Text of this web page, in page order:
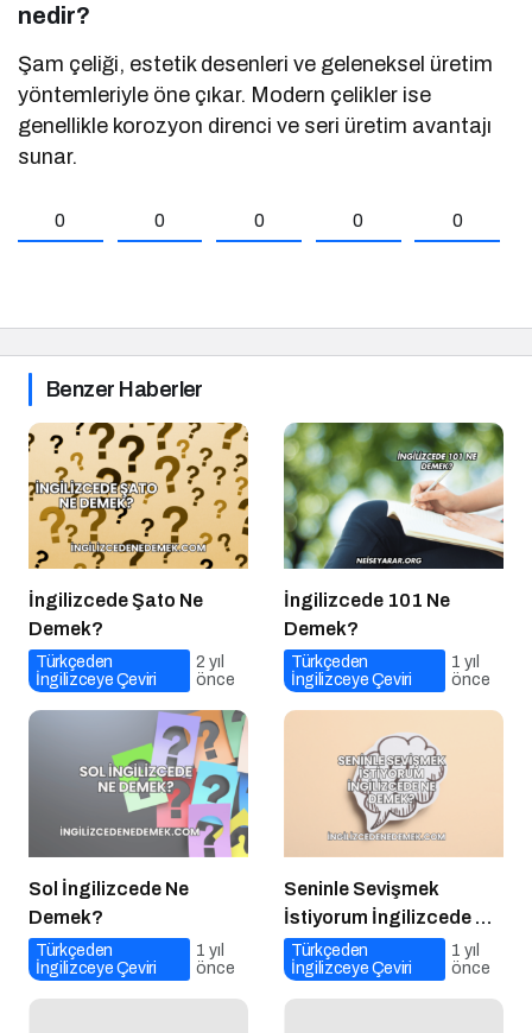
nedir?
Şam çeliği, estetik desenleri ve geleneksel üretim
yöntemleriyle öne çıkar. Modern çelikler ise
genellikle korozyon direnci ve seri üretim avantajı
sunar.
0 0 0 0 0
Benzer Haberler
İngilizcede Şato Ne
Demek?
Türkçeden
İngilizceye Çeviri
2 yıl
önce
İngilizcede 101 Ne
Demek?
Türkçeden
İngilizceye Çeviri
1 yıl
önce
Sol İngilizcede Ne
Demek?
Türkçeden
İngilizceye Çeviri
1 yıl
önce
Seninle Sevişmek
İstiyorum İngilizcede Ne
Demek?
Türkçeden
İngilizceye Çeviri
1 yıl
önce